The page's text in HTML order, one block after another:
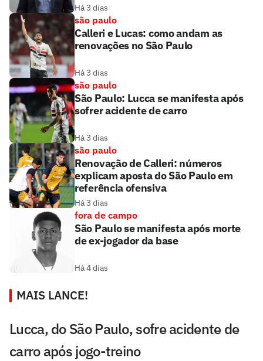
Há 3 dias
são paulo
Calleri e Lucas: como andam as
renovações no São Paulo
Há 3 dias
são paulo
São Paulo: Lucca se manifesta após
sofrer acidente de carro
Há 3 dias
são paulo
Renovação de Calleri: números
explicam aposta do São Paulo em
referência ofensiva
Há 3 dias
fora de campo
São Paulo se manifesta após morte
de ex-jogador da base
Há 4 dias
MAIS LANCE!
Lucca, do São Paulo, sofre acidente de
carro após jogo-treino